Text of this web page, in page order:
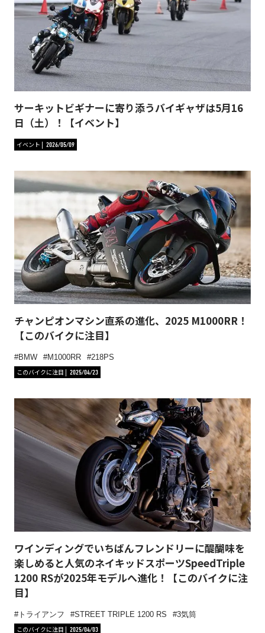
サーキットビギナーに寄り添うバイギャザは5月16
日（土）！【イベント】
イベント 2026/05/09
チャンピオンマシン直系の進化、2025 M1000RR！
【このバイクに注目】
BMW M1000RR
218PS
このバイクに注目
2025/04/23
ワインディングでいちばんフレンドリーに醍醐味を
楽しめると人気のネイキッドスポーツSpeedTriple
1200 RSが2025年モデルへ進化！【このバイクに注
目】
トライアンフ STREET TRIPLE 1200 RS
3気筒
このバイクに注目
2025/04/03